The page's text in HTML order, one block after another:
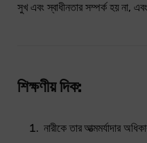
সুখ এবং স্বাধীনতার সম্পর্ক হয় না, এবং
শিক্ষণীয় দিক:
নারীকে তার আত্মমর্যাদার